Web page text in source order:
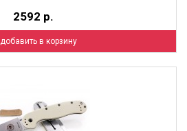
2592 р.
добавить в корзину